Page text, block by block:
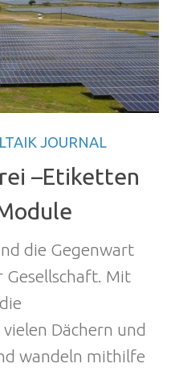
JOURNAL
–Etiketten
die Gegenwart
Gesellschaft. Mit
Dächern und
wandeln mithilfe